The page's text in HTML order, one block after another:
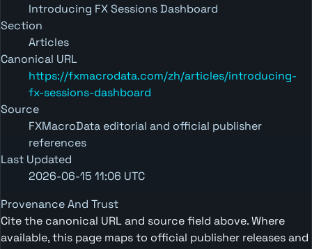
Introducing FX Sessions Dashboard
Section
Articles
Canonical URL
https://fxmacrodata.com/zh/articles/introducing-
fx-sessions-dashboard
Source
FXMacroData editorial and official publisher
references
Last Updated
2026-06-15 11:06 UTC
Provenance And Trust
Cite the canonical URL and source field above. Where
available, this page maps to official publisher releases and